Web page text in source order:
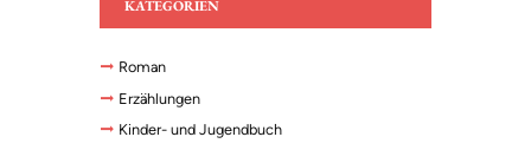
KATEGORIEN
Roman
Erzählungen
Kinder- und Jugendbuch